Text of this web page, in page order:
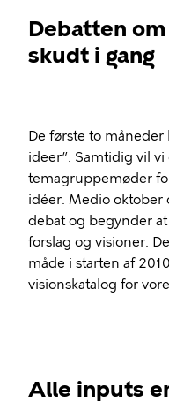
Debatten
skudt i gang
De første to måneder
ideer”. Samtidig vil
temagruppemøder
idéer. Medio oktober
debat og begynder
forslag og visioner.
måde i starten af
visionskatalog for
Alle inputs